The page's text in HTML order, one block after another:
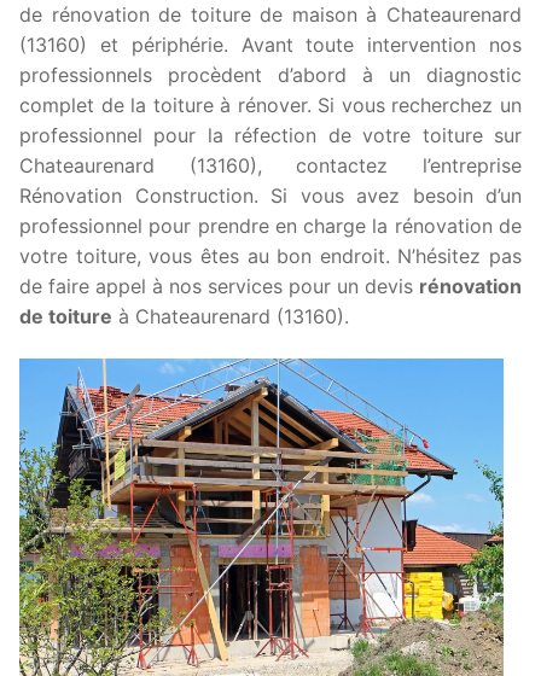
de rénovation de toiture de maison à Chateaurenard
(13160) et périphérie. Avant toute intervention nos
professionnels procèdent d’abord à un diagnostic
complet de la toiture à rénover. Si vous recherchez un
professionnel pour la réfection de votre toiture sur
Chateaurenard (13160), contactez l’entreprise
Rénovation Construction. Si vous avez besoin d’un
professionnel pour prendre en charge la rénovation de
votre toiture, vous êtes au bon endroit. N’hésitez pas
de faire appel à nos services pour un devis rénovation
de toiture à Chateaurenard (13160).